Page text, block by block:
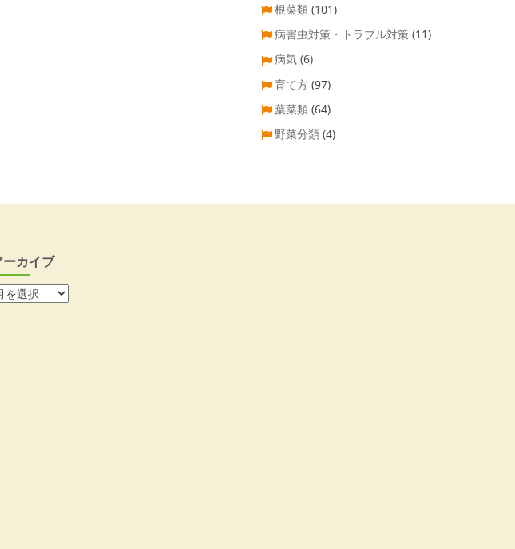
根菜類 (101)
病害虫対策・トラブル対策 (11)
病気 (6)
育て方 (97)
葉菜類 (64)
野菜分類 (4)
ーカイブ